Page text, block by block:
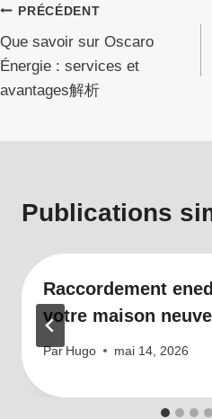
Navigation
de
l’article
PRÉCÉDENT
Que savoir sur Oscaro
Énergie : services et
avantages解析
Publications
Raccordement
votre maison neuve
Par Hugo mai 14, 2026